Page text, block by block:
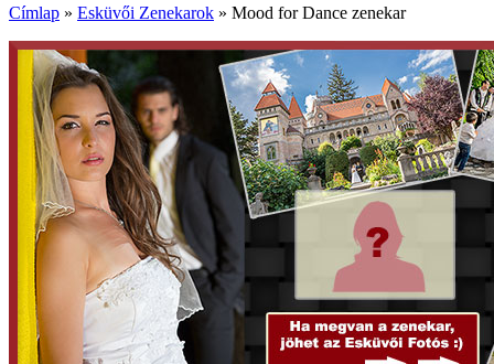
Címlap » Esküvői Zenekarok » Mood for Dance zenekar